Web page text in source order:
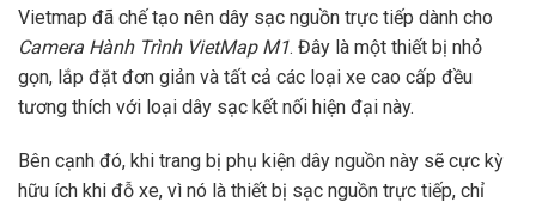
Vietmap đã chế tạo nên dây sạc nguồn trực tiếp dành cho
Camera Hành Trình VietMap M1. Đây là một thiết bị nhỏ
gọn, lắp đặt đơn giản và tất cả các loại xe cao cấp đều
tương thích với loại dây sạc kết nối hiện đại này.
Bên cạnh đó, khi trang bị phụ kiện dây nguồn này sẽ cực kỳ
hữu ích khi đỗ xe, vì nó là thiết bị sạc nguồn trực tiếp, chỉ